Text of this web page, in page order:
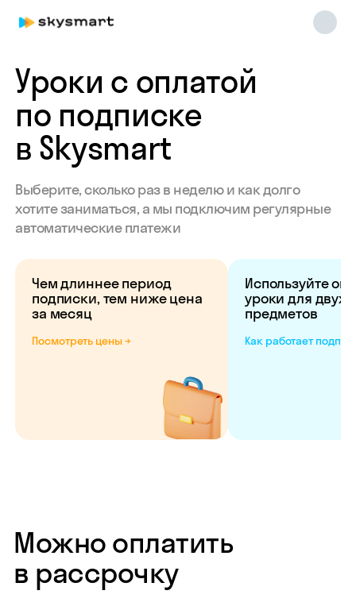
Уроки с оплатой
по подписке
в Skysmart
Выберите, сколько раз в неделю и как долго
хотите заниматься, а мы подключим регулярные
автоматические платежи
Чем длиннее период
подписки, тем ниже цена
за месяц
Посмотреть цены →
Используйте
уроки для двух
предметов
Как работает
Можно оплатить
в рассрочку